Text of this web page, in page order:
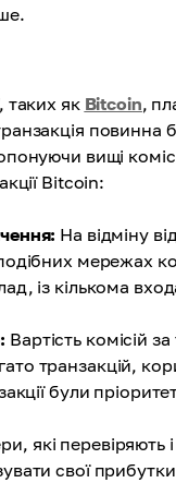
таких як Bitcoin,
повинна
вищі
Bitcoin:
На відміну
мережах
із кількома
Вартість комісій
транзакцій,
були
які перевіряють
свої